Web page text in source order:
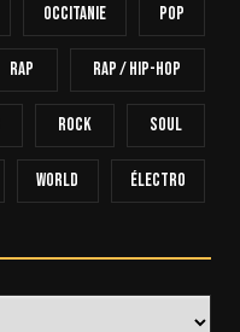
Occitanie Pop
Rap Rap / Hip-Hop
Rock Soul
World Électro